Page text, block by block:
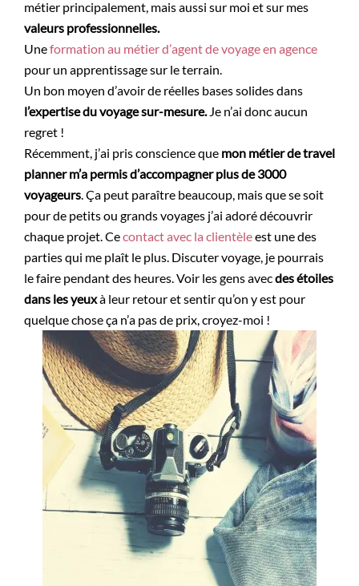
métier principalement, mais aussi sur moi et sur mes
valeurs professionnelles.
Uneformation au métier d’agent de voyage en agence
pour un apprentissage sur le terrain.
Un bon moyen d’avoir de réelles bases solides dans
l’expertise du voyage sur-mesure.Je n’ai donc aucun
regret !
Récemment, j’ai pris conscience que mon métier de travel
planner m’a permis d’accompagner plus de 3000
voyageurs. Ça peut paraître beaucoup, mais que se soit
pour de petits ou grands voyages j’ai adoré découvrir
chaque projet. Cecontact avec la clientèleest une des
parties qui me plaît le plus. Discuter voyage, je pourrais
le faire pendant des heures. Voir les gens avecdes étoiles
dans les yeuxà leur retour et sentir qu’on y est pour
quelque chose ça n’a pas de prix, croyez-moi !